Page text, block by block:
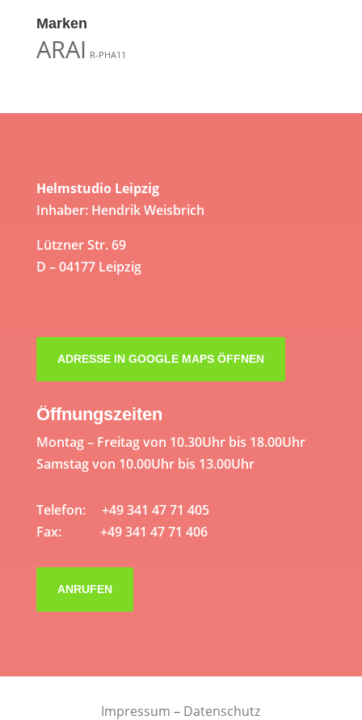
Marken
ARAI R-PHA11
Helmstudio Leipzig
Inhaber: Hendrik Weisbrich
Lützner Str. 69
D – 04177 Leipzig
ADRESSE IN GOOGLE MAPS ÖFFNEN
Öffnungszeiten
Montag – Freitag von 10.30Uhr bis 18.00Uhr
Samstag von 10.00Uhr bis 13.00Uhr
Telefon: +49 341 47 71 405
Fax: +49 341 47 71 406
ANRUFEN
Impressum – Datenschutz